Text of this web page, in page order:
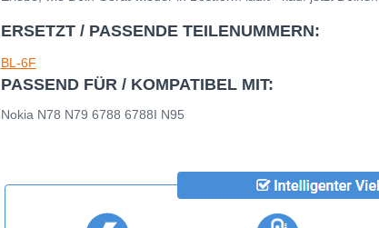
ERSETZT / PASSENDE TEILENUMMERN:
BL-6F
PASSEND FÜR / KOMPATIBEL MIT:
Nokia N78 N79 6788 6788I N95